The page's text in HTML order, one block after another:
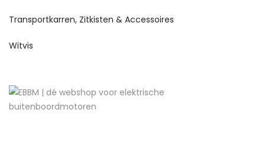
Transportkarren, Zitkisten & Accessoires
Witvis